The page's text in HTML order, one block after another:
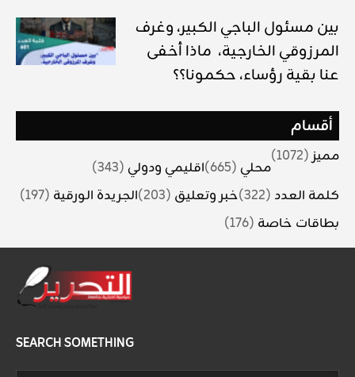
بين مسئول الباجي الكبير، وغرف
المرزوقي الخارجية، ماذا أخفى
عنا بقية رؤساء، حكمونا؟؟
أقسام
مميز(1072)
محلي (665) اقليمي ودولي (343)
كلمة العدد (322) خبر وتعليق (203) الجريدة الورقية (197)
بطاقات خاصة (176)
SEARCH SOMETHING